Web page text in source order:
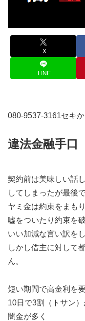
X
LINE
080-9537-3161セキ
違法金融手口
契約前は美味しい話
してしまったが最後で
ヤミ金は約束をまも
嘘をついたり約束を
いい加減な言い訳を
しかし借主に対して
ん。
短い期間で高金利を
10日で3割（トサン
闇金が多く